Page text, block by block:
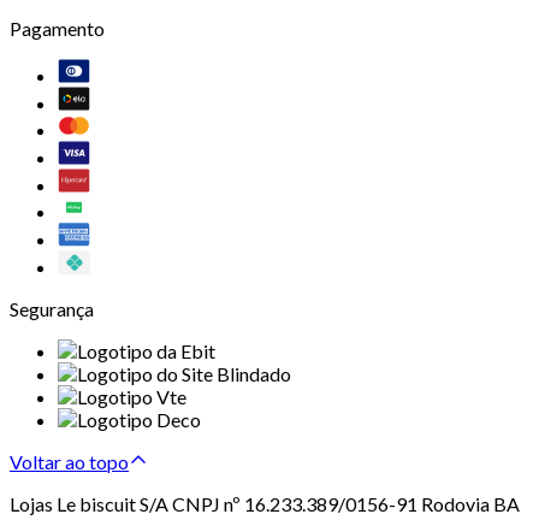
Pagamento
Segurança
Voltar ao topo
Lojas Le biscuit S/A CNPJ nº 16.233.389/0156-91 Rodovia BA